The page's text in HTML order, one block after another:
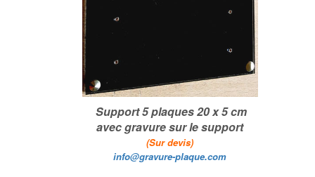
Support 5 plaques 20 x 5 cm
avec gravure sur le support
(Sur devis)
info@gravure-plaque.com